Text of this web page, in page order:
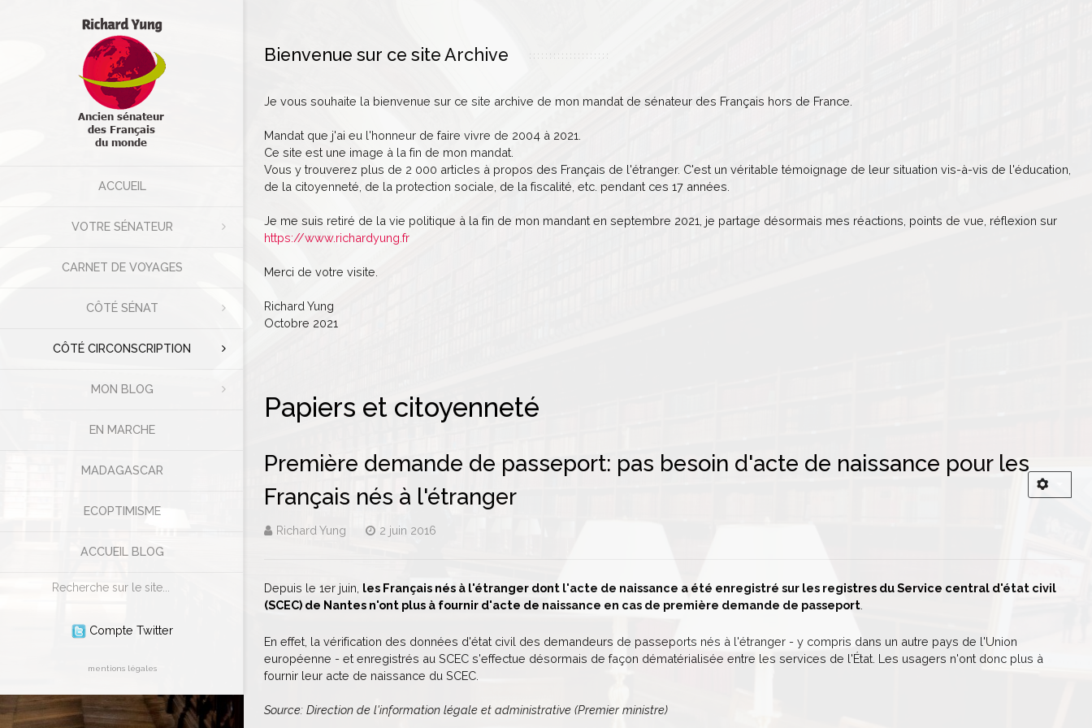
ACCUEIL
VOTRE SÉNATEUR
CARNET DE VOYAGES
CÔTÉ SÉNAT
CÔTÉ CIRCONSCRIPTION
MON BLOG
EN MARCHE
MADAGASCAR
ECOPTIMISME
ACCUEIL BLOG
Rechercher
Compte Twitter
mentions légales
Bienvenue sur ce site Archive
Je vous souhaite la bienvenue sur ce site archive de mon mandat de sénateur des Français hors de France.
Mandat que j'ai eu l'honneur de faire vivre de 2004 à 2021.
Ce site est une image à la fin de mon mandat.
Vous y trouverez plus de 2 000 articles à propos des Français de l'étranger. C'est un véritable témoignage de leur situation vis-à-vis de l'éducation,
de la citoyenneté, de la protection sociale, de la fiscalité, etc. pendant ces 17 années.
Je me suis retiré de la vie politique à la fin de mon mandant en septembre 2021, je partage désormais mes réactions, points de vue, réflexion sur
https://www.richardyung.fr
Merci de votre visite.
Richard Yung
Octobre 2021
Papiers et citoyenneté
Première demande de passeport: pas besoin d'acte de naissance pour les
Français nés à l'étranger
Richard Yung 2 juin 2016
Depuis le 1er juin, les Français nés à l'étranger dont l'acte de naissance a été enregistré sur les registres du Service central d'état civil
(SCEC) de Nantes n'ont plus à fournir d'acte de naissance en cas de première demande de passeport
En effet, la vérification des données d'état civil des demandeurs de passeports nés à l'étranger - y compris dans un autre pays de l'Union
européenne - et enregistrés au SCEC s'effectue désormais de façon dématérialisée entre les services de l'État. Les usagers n'ont donc plus à
fournir leur acte de naissance du SCEC.
Source: Direction de l'information légale et administrative (Premier ministre)